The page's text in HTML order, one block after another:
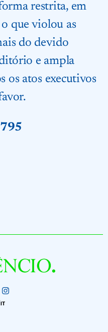
restrita, em
o que violou as
do devido
e ampla
os atos executivos